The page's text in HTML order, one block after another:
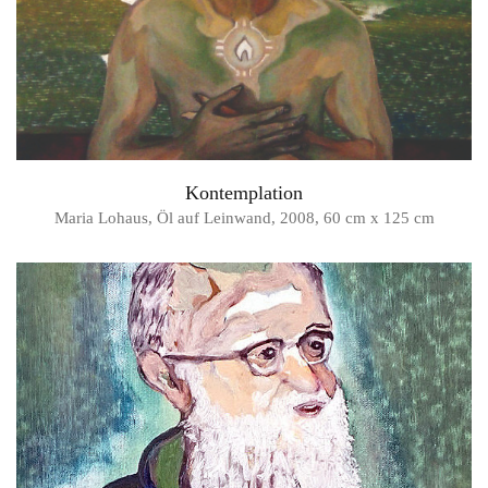
Kontemplation
Maria Lohaus, Öl auf Leinwand, 2008, 60 cm x 125 cm